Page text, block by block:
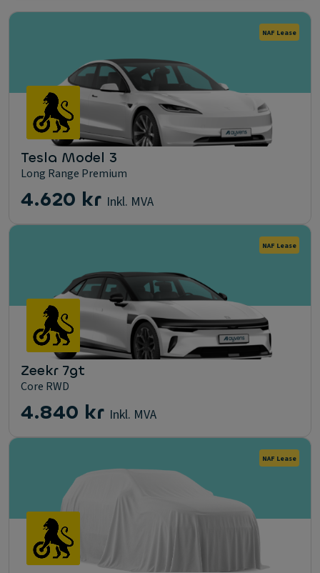
NAF Lease
Tesla Model 3
Long Range Premium
4.620 kr Inkl. MVA
NAF Lease
Zeekr 7gt
Core RWD
4.840 kr Inkl. MVA
NAF Lease